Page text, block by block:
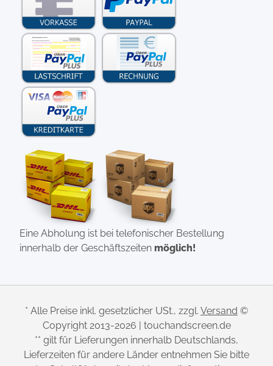
Eine Abholung ist bei telefonischer Bestellung
innerhalb der Geschäftszeiten möglich!
* Alle Preise inkl. gesetzlicher USt., zzgl. Versand ©
Copyright 2013-2026 | touchandscreen.de
** gilt für Lieferungen innerhalb Deutschlands,
Lieferzeiten für andere Länder entnehmen Sie bitte